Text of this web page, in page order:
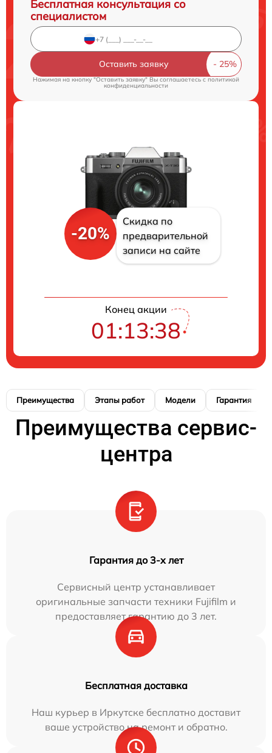
Бесплатная консультация со
специалистом
Оставить заявку
Нажимая на кнопку "Оставить заявку" Вы соглашаетесь c политикой
конфиденциальности
-20%
Скидка по
предварительной
записи на сайте
Конец акции
01:13:37
Преимущества Этапы работ Модели Гарантия
Преимущества сервис-
центра
Гарантия до 3-х лет
Сервисный центр устанавливает
оригинальные запчасти техники Fujifilm и
предоставляет гарантию до 3 лет.
Бесплатная доставка
Наш курьер в Иркутске бесплатно доставит
ваше устройство на ремонт и обратно.